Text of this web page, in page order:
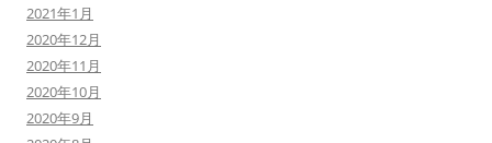
2021年1月
2020年12月
2020年11月
2020年10月
2020年9月